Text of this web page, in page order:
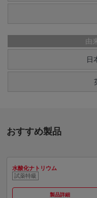
由
日
おすすめ製品
水酸化ナトリウム
試薬特級
製品詳細